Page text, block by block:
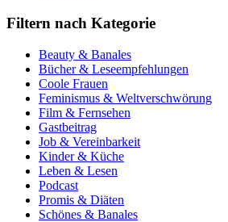
Filtern nach Kategorie
Beauty & Banales
Bücher & Leseempfehlungen
Coole Frauen
Feminismus & Weltverschwörung
Film & Fernsehen
Gastbeitrag
Job & Vereinbarkeit
Kinder & Küche
Leben & Lesen
Podcast
Promis & Diäten
Schönes & Banales